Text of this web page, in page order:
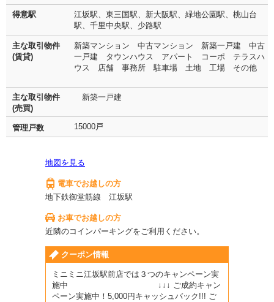
得意駅
江坂駅、東三国駅、新大阪駅、緑地公園駅、桃山台
駅、千里中央駅、少路駅
主な取引物件
(賃貸)
新築マンション 中古マンション 新築一戸建 中古
一戸建 タウンハウス アパート コーポ テラスハ
ウス 店舗 事務所 駐車場 土地 工場 その他
主な取引物件
(売買)
新築一戸建
管理戸数 15000戸
地図を見る
電車でお越しの方
地下鉄御堂筋線 江坂駅
お車でお越しの方
近隣のコインパーキングをご利用ください。
クーポン情報
ミニミニ江坂駅前店では３つのキャンペーン実
施中 ↓↓↓ ご成約キャン
ペーン実施中！5,000円キャッシュバック!!! ご